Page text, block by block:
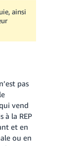
ainsi
pas
vend
à la REP
et en
ou en